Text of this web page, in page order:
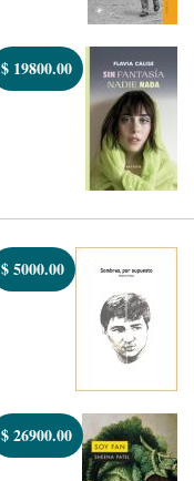
$ 19800.00
$5000.00
$26900.00